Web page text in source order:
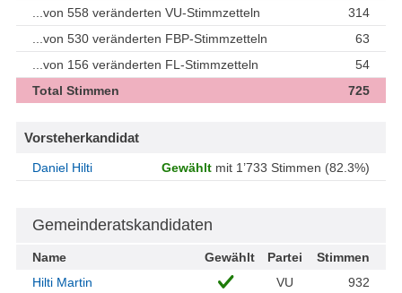
...von 558 veränderten VU-Stimmzetteln
314
...von 530 veränderten FBP-Stimmzetteln
63
...von 156 veränderten FL-Stimmzetteln
54
Total Stimmen
725
Vorsteherkandidat
Daniel Hilti Gewählt mit 1’733 Stimmen (82.3%)
Gemeinderatskandidaten
Name Gewählt Partei
Stimmen
Hilti Martin
VU 932